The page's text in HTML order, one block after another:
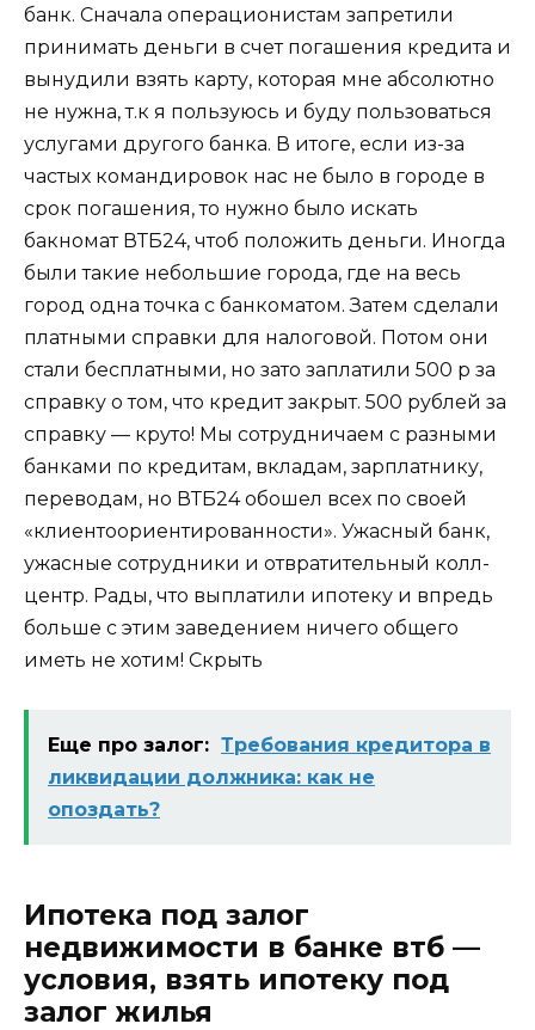
банк. Сначала операционистам запретили
принимать деньги в счет погашения кредита и
вынудили взять карту, которая мне абсолютно
не нужна, т.к я пользуюсь и буду пользоваться
услугами другого банка. В итоге, если из-за
частых командировок нас не было в городе в
срок погашения, то нужно было искать
бакномат ВТБ24, чтоб положить деньги. Иногда
были такие небольшие города, где на весь
город одна точка с банкоматом. Затем сделали
платными справки для налоговой. Потом они
стали бесплатными, но зато заплатили 500 р за
справку о том, что кредит закрыт. 500 рублей за
справку — круто! Мы сотрудничаем с разными
банками по кредитам, вкладам, зарплатнику,
переводам, но ВТБ24 обошел всех по своей
«клиентоориентированности». Ужасный банк,
ужасные сотрудники и отвратительный колл-
центр. Рады, что выплатили ипотеку и впредь
больше с этим заведением ничего общего
иметь не хотим! Скрыть
Еще про залог: Требования кредитора в
ликвидации должника: как не
опоздать?
Ипотека под залог
недвижимости в банке втб —
условия, взять ипотеку под
залог жилья